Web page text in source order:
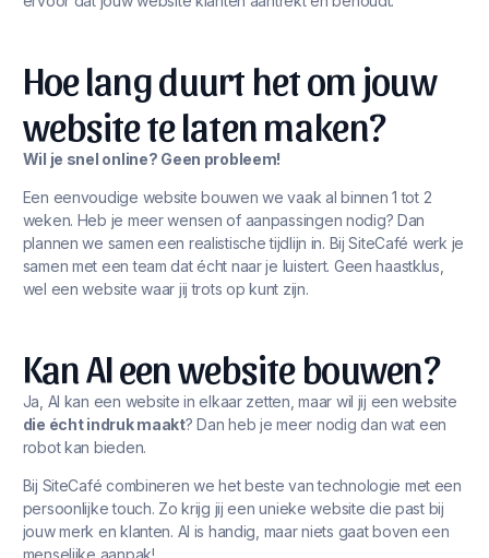
Hoe lang duurt het om jouw
website te laten maken?
Wil je snel online? Geen probleem!
Een eenvoudige website bouwen we vaak al binnen 1 tot 2
weken. Heb je meer wensen of aanpassingen nodig? Dan
plannen we samen een realistische tijdlijn in. Bij SiteCafé werk je
samen met een team dat écht naar je luistert. Geen haastklus,
wel een website waar jij trots op kunt zijn.
Kan AI een website bouwen?
Ja, AI kan een website in elkaar zetten, maar wil jij een website
die écht indruk maakt? Dan heb je meer nodig dan wat een
robot kan bieden.
Bij SiteCafé combineren we het beste van technologie met een
persoonlijke touch. Zo krijg jij een unieke website die past bij
jouw merk en klanten. AI is handig, maar niets gaat boven een